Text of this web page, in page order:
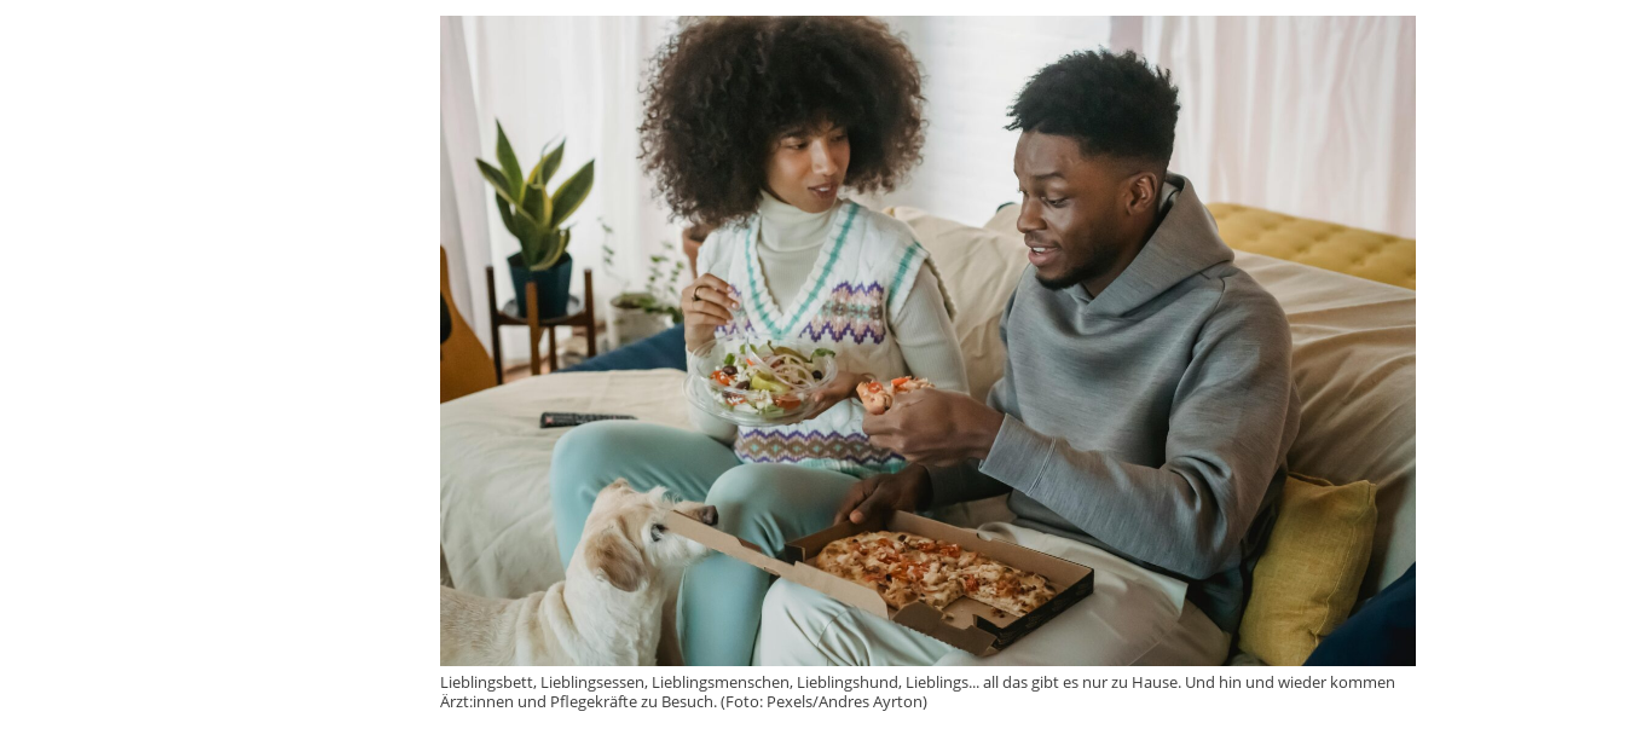
Lieblingsbett, Lieblingsessen, Lieblingsmenschen, Lieblingshund, Lieblings... all das gibt es nur zu Hause. Und hin und wieder kommen
Ärzt:innen und Pflegekräfte zu Besuch. (Foto: Pexels/Andres Ayrton)